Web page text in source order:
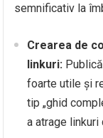
semnificativ la
Crearea de
linkuri:
foarte utile și
tip „ghid
a atrage